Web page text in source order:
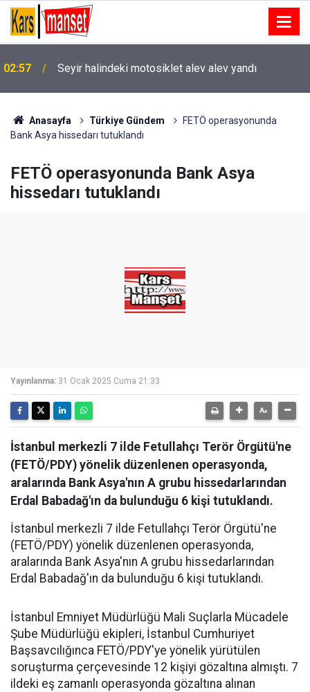
02:57
Seyir halindeki motosiklet alev alev yandı
02:31
‘Sivaslılar Günü’nde Ebru Yaşar rüzgarı
Anasayfa Türkiye Gündem
FETÖ operasyonunda
Bank Asya hissedarı tutuklandı
FETÖ operasyonunda Bank Asya
hissedarı tutuklandı
Yayınlanma: 31 Ocak 2025 Cuma 21:33
İstanbul merkezli 7 ilde Fetullahçı Terör Örgütü'ne
(FETÖ/PDY) yönelik düzenlenen operasyonda,
aralarında Bank Asya'nın A grubu hissedarlarından
Erdal Babadağ'ın da bulunduğu 6 kişi tutuklandı.
İstanbul merkezli 7 ilde Fetullahçı Terör Örgütü'ne
(FETÖ/PDY) yönelik düzenlenen operasyonda,
aralarında Bank Asya'nın A grubu hissedarlarından
Erdal Babadağ'ın da bulunduğu 6 kişi tutuklandı.
İstanbul Emniyet Müdürlüğü Mali Suçlarla Mücadele
Şube Müdürlüğü ekipleri, İstanbul Cumhuriyet
Başsavcılığınca FETÖ/PDY'ye yönelik yürütülen
soruşturma çerçevesinde 12 kişiyi gözaltına almıştı. 7
ildeki eş zamanlı operasyonda gözaltına alınan